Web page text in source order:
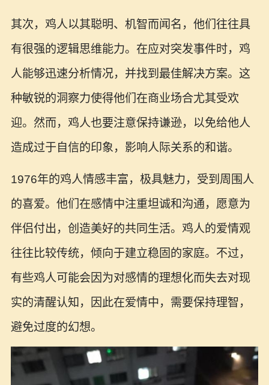
其次，鸡人以其聪明、机智而闻名，他们往往具
有很强的逻辑思维能力。在应对突发事件时，鸡
人能够迅速分析情况，并找到最佳解决方案。这
种敏锐的洞察力使得他们在商业场合尤其受欢
迎。然而，鸡人也要注意保持谦逊，以免给他人
造成过于自信的印象，影响人际关系的和谐。
1976年的鸡人情感丰富，极具魅力，受到周围人
的喜爱。他们在感情中注重坦诚和沟通，愿意为
伴侣付出，创造美好的共同生活。鸡人的爱情观
往往比较传统，倾向于建立稳固的家庭。不过，
有些鸡人可能会因为对感情的理想化而失去对现
实的清醒认知，因此在爱情中，需要保持理智，
避免过度的幻想。